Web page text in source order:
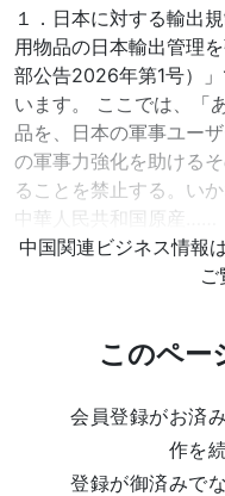
１．日本に対する輸出
用物品の日本輸出管理
部公告2026年第1号）
います。 ここでは、「
品を、日本の軍事ユー
の軍事力強化を助ける
ることを禁止する。い
中華人民共和国原産……
中国関連ビジネス情報
ご
このペー
会員登録がお済
作を
登録が御済みで